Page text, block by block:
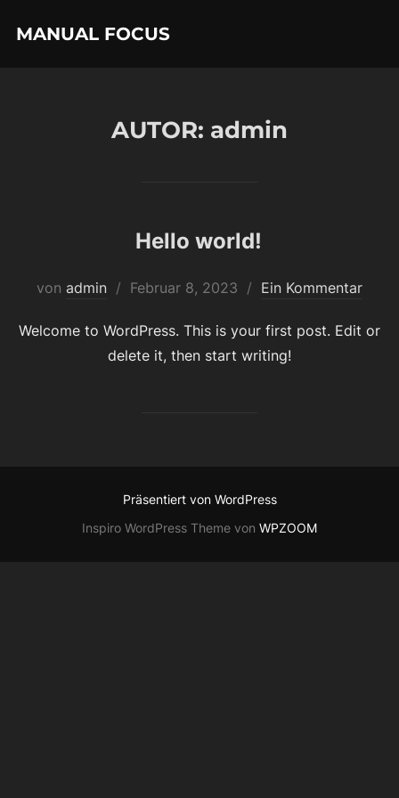
Inhalten
MANUAL FOCUS
AUTOR: admin
Hello world!
von admin
Veröffentlicht
Februar 8, 2023 Ein Kommentar
Welcome to WordPress. This is your first post. Edit or
delete it, then start writing!
Präsentiert von WordPress
Inspiro WordPress Theme von WPZOOM